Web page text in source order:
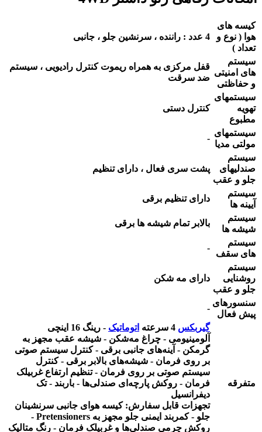
کیسه های
هوا ( نوع و
تعداد )
4 عدد : راننده ، سرنشین جلو ، جانبی
سیستم
های امنیتی
و حفاظتی
قفل مرکزی به همراه ریموت کنترل رادیویی ، سیستم
ضد سرقت
سیستمهای
تهویه
مطبوع
کنترل دستی
سیستمهای
مولتی مدیا
-
سیستم
صندلیهای
جلو و عقب
پشت سری فعال ، دارای تنظیم
سیستم
آیینه ها
دارای تنظیم برقی
سیستم
شیشه ها
بالابر تمام شیشه ها برقی
سیستم
های سقف
-
سیستم
روشنایی
جلو و عقب
دارای مه شکن
سنسورهای
پیش فعال
-
متفرقه
گیربکس اتوماتیک
- رینگ 16 اینچی
آلومینیومی - چراغ مه‌شکن - شیشه عقب مجهز به
گرمکن - آینه‌های جانبی برقی - کنترل سیستم صوتی
بر روی فرمان - شیشه‌های بالابر برقی - کنترل
سیستم صوتی بر روی فرمان - تنظیم ارتفاع غربیلک
فرمان - روکش پارچه‌ای صندلی‌ها - باربند - تک
دیفرانسیل
تجهزات قابل سفارش: کیسه هوای جانبی سرنشینان
جلو - کمربند ایمنی جلو مجهز به Pretensioners -
روکش چرمی صندلی‌ها و غربیلک فرمان - رنگ متالیک